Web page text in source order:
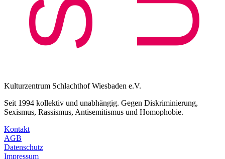
Kulturzentrum Schlachthof Wiesbaden e.V.
Seit 1994 kollektiv und unabhängig. Gegen Diskriminierung,
Sexismus, Rassismus, Antisemitismus und Homophobie.
Kontakt
AGB
Datenschutz
Impressum